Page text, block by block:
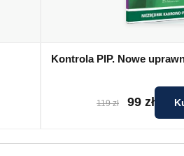
Kontrola PIP. Nowe
119 zł 99 zł